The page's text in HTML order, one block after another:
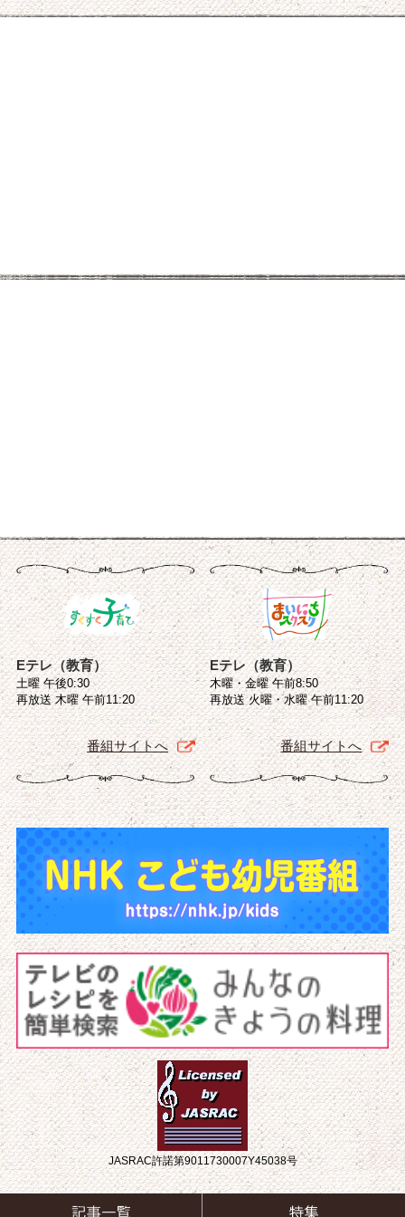
Eテレ（教育）
土曜 午後0:30
再放送 木曜 午前11:20
番組サイトへ
Eテレ（教育）
木曜・金曜 午前8:50
再放送 火曜・水曜 午前11:20
番組サイトへ
JASRAC許諾第9011730007Y45038号